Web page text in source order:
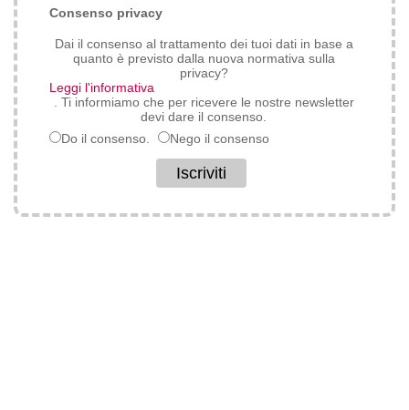
Consenso privacy
Dai il consenso al trattamento dei tuoi dati in base a
quanto è previsto dalla nuova normativa sulla
privacy?
Leggi l'informativa
. Ti informiamo che per ricevere le nostre newsletter
devi dare il consenso.
Do il consenso.
Nego il consenso